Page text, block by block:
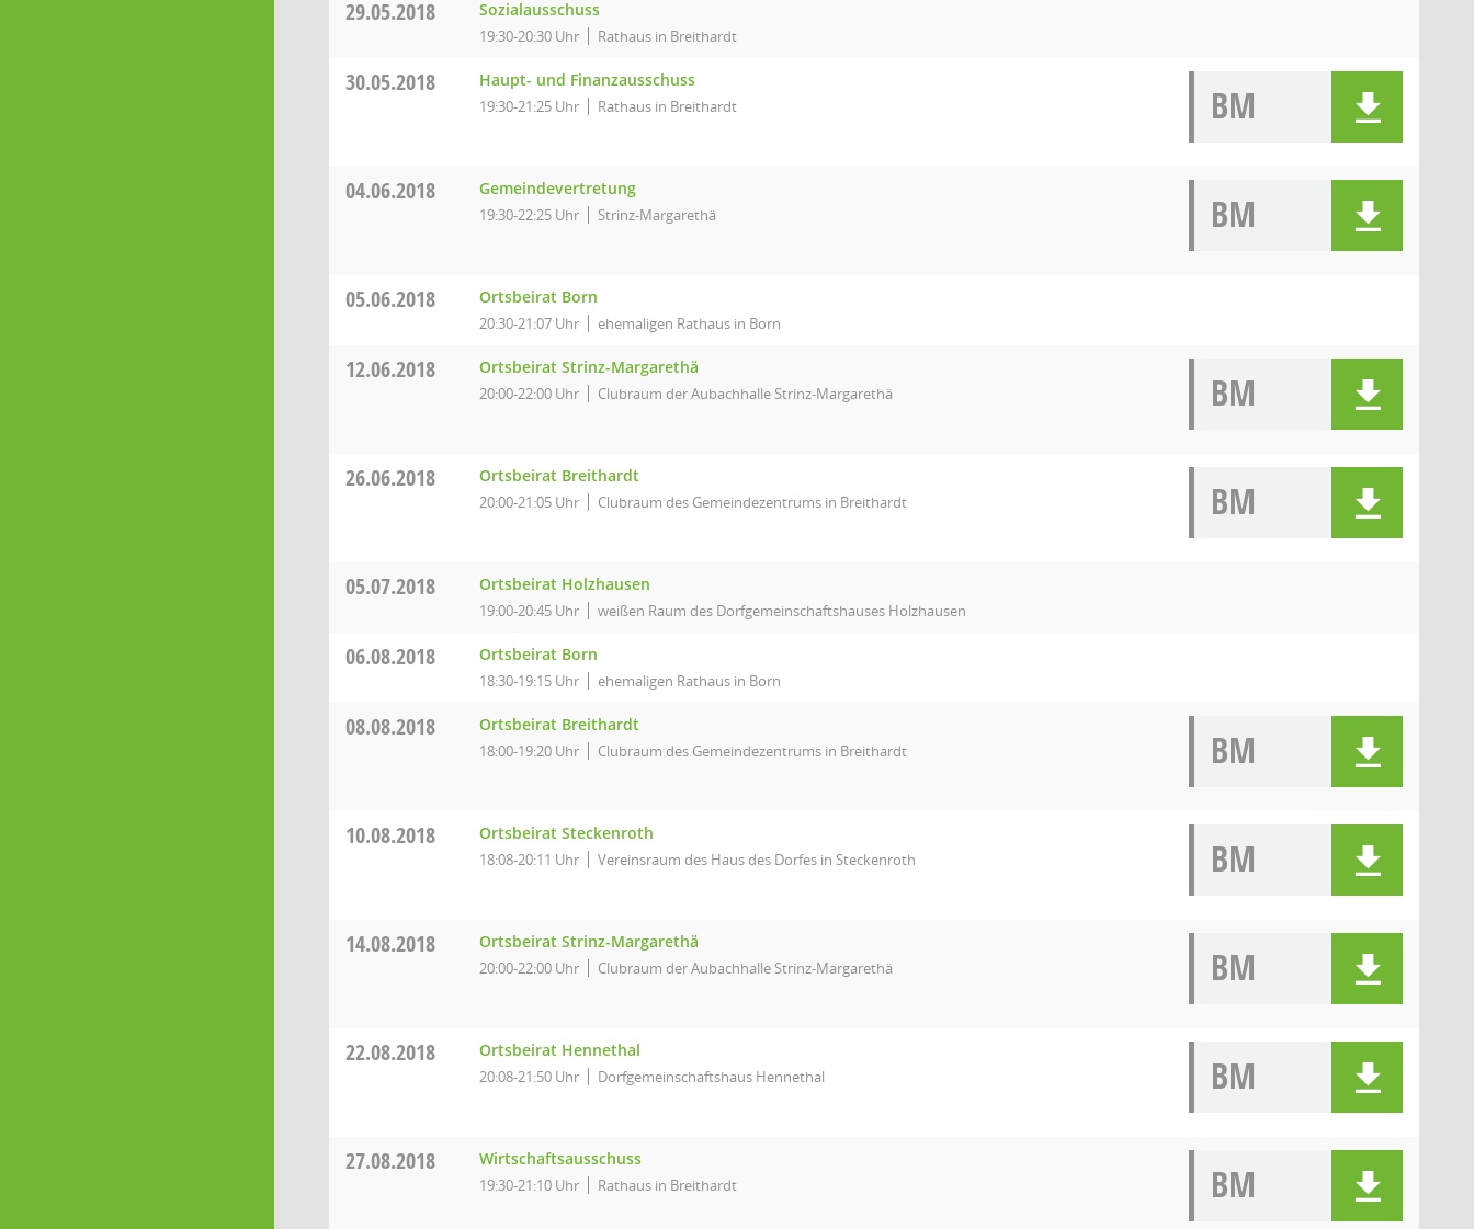
29.05.2018 Sozialausschuss
19:30-20:30 Uhr Rathaus in Breithardt
30.05.2018 Haupt- und Finanzausschuss
19:30-21:25 Uhr Rathaus in Breithardt BM
04.06.2018 Gemeindevertretung
19:30-22:25 Uhr Strinz-Margarethä BM
05.06.2018 Ortsbeirat Born
20:30-21:07 Uhr ehemaligen Rathaus in Born
12.06.2018 Ortsbeirat Strinz-Margarethä
20:00-22:00 Uhr Clubraum der Aubachhalle Strinz-Margarethä BM
26.06.2018 Ortsbeirat Breithardt
20:00-21:05 Uhr Clubraum des Gemeindezentrums in Breithardt BM
05.07.2018 Ortsbeirat Holzhausen
19:00-20:45 Uhr weißen Raum des Dorfgemeinschaftshauses Holzhausen
06.08.2018 Ortsbeirat Born
18:30-19:15 Uhr ehemaligen Rathaus in Born
08.08.2018 Ortsbeirat Breithardt
18:00-19:20 Uhr Clubraum des Gemeindezentrums in Breithardt BM
10.08.2018 Ortsbeirat Steckenroth
18:08-20:11 Uhr Vereinsraum des Haus des Dorfes in Steckenroth BM
14.08.2018 Ortsbeirat Strinz-Margarethä
20:00-22:00 Uhr Clubraum der Aubachhalle Strinz-Margarethä BM
22.08.2018 Ortsbeirat Hennethal
20:08-21:50 Uhr Dorfgemeinschaftshaus Hennethal BM
27.08.2018 Wirtschaftsausschuss
19:30-21:10 Uhr Rathaus in Breithardt BM